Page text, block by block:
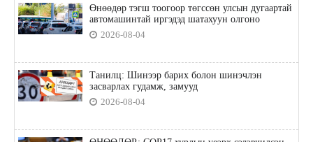
Өнөөдөр тэгш тоогоор төгссөн улсын дугаартай
автомашинтай иргэдэд шатахуун олгоно
2026-08-04
Танилц: Шинээр барих болон шинэчлэн
засварлах гудамж, замууд
2026-08-04